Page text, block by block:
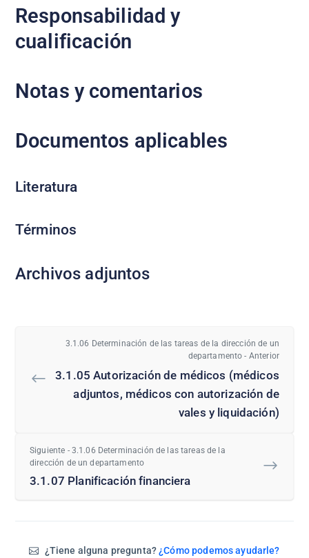
Responsabilidad y
cualificación
Notas y comentarios
Documentos aplicables
Literatura
Términos
Archivos adjuntos
3.1.06 Determinación de las tareas de la dirección de un
departamento - Anterior
3.1.05 Autorización de médicos (médicos
adjuntos, médicos con autorización de
vales y liquidación)
Siguiente - 3.1.06 Determinación de las tareas de la
dirección de un departamento
3.1.07 Planificación financiera
¿Tiene alguna pregunta?¿Cómo podemos ayudarle?